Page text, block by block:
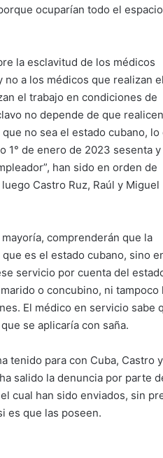
ocuparían todo el espacio
la esclavitud de los médicos
a los médicos que realizan el
el trabajo en condiciones de
no depende de que
no sea el estado cubano, lo
1° de enero de 2023 sesenta y
han sido en orden de
Castro Ruz, Raúl y Miguel
comprenderán que la
es el estado cubano, sino
servicio por cuenta del
o concubino, ni tampoco
El médico en servicio sabe
se aplicaría con saña.
tenido para con Cuba, Castro
salido la denuncia por parte
cual han sido enviados, sin
es que las poseen.